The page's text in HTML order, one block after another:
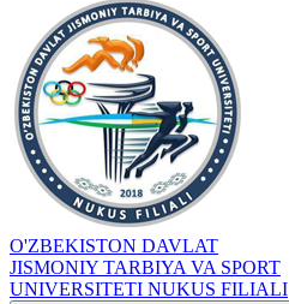
O'ZBEKISTON DAVLAT
JISMONIY TARBIYA VA SPORT
UNIVERSITETI NUKUS FILIALI